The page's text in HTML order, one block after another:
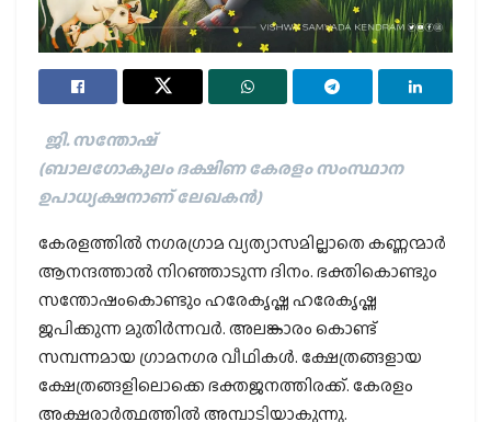
ജി. സന്തോഷ്
(ബാലഗോകുലം ദക്ഷിണ കേരളം സംസ്ഥാന
ഉപാധ്യക്ഷനാണ് ലേഖകൻ)
കേരളത്തിൽ നഗരഗ്രാമ വ്യത്യാസമില്ലാതെ കണ്ണന്മാർ
ആനന്ദത്താൽ നിറഞ്ഞാടുന്ന ദിനം. ഭക്തികൊണ്ടും
സന്തോഷംകൊണ്ടും ഹരേകൃഷ്ണ ഹരേകൃഷ്ണ
ജപിക്കുന്ന മുതിർന്നവർ. അലങ്കാരം കൊണ്ട്
സമ്പന്നമായ ഗ്രാമനഗര വീഥികൾ. ക്ഷേത്രങ്ങളായ
ക്ഷേത്രങ്ങളിലൊക്കെ ഭക്തജനത്തിരക്ക്. കേരളം
അക്ഷരാർത്ഥത്തിൽ അമ്പാടിയാകുന്നു.